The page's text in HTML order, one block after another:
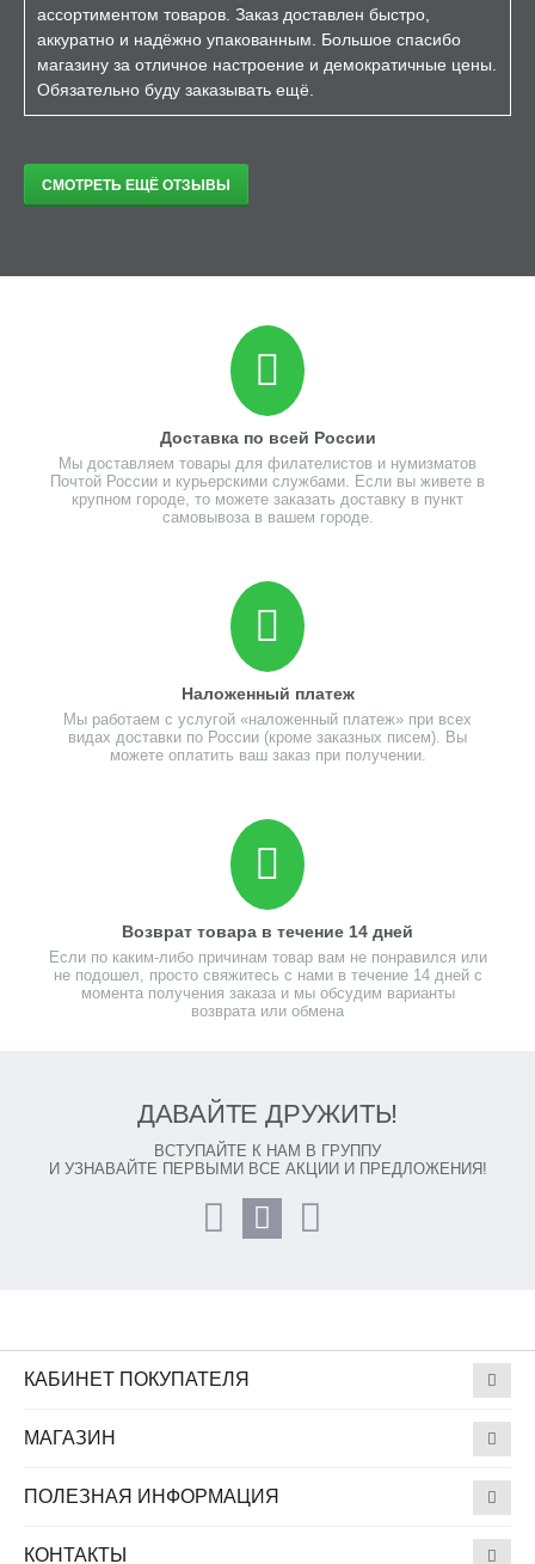
ассортиментом товаров. Заказ доставлен быстро,
аккуратно и надёжно упакованным. Большое спасибо
магазину за отличное настроение и демократичные цены.
Обязательно буду заказывать ещё.
СМОТРЕТЬ ЕЩЁ ОТЗЫВЫ
Доставка по всей России
Мы доставляем товары для филателистов и нумизматов
Почтой России и курьерскими службами. Если вы живете в
крупном городе, то можете заказать доставку в пункт
самовывоза в вашем городе.
Наложенный платеж
Мы работаем с услугой «наложенный платеж» при всех
видах доставки по России (кроме заказных писем). Вы
можете оплатить ваш заказ при получении.
Возврат товара в течение 14 дней
Если по каким-либо причинам товар вам не понравился или
не подошел, просто свяжитесь с нами в течение 14 дней с
момента получения заказа и мы обсудим варианты
возврата или обмена
ДАВАЙТЕ ДРУЖИТЬ!
ВСТУПАЙТЕ К НАМ В ГРУППУ
И УЗНАВАЙТЕ ПЕРВЫМИ ВСЕ АКЦИИ И ПРЕДЛОЖЕНИЯ!
КАБИНЕТ ПОКУПАТЕЛЯ
МАГАЗИН
ПОЛЕЗНАЯ ИНФОРМАЦИЯ
КОНТАКТЫ